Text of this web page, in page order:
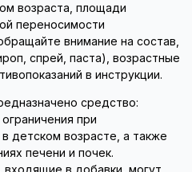
возраста, площади
переносимости
внимание на состав,
спрей, паста), возрастные
в инструкции.
средство:
при
детском возрасте, а также
печени и почек.